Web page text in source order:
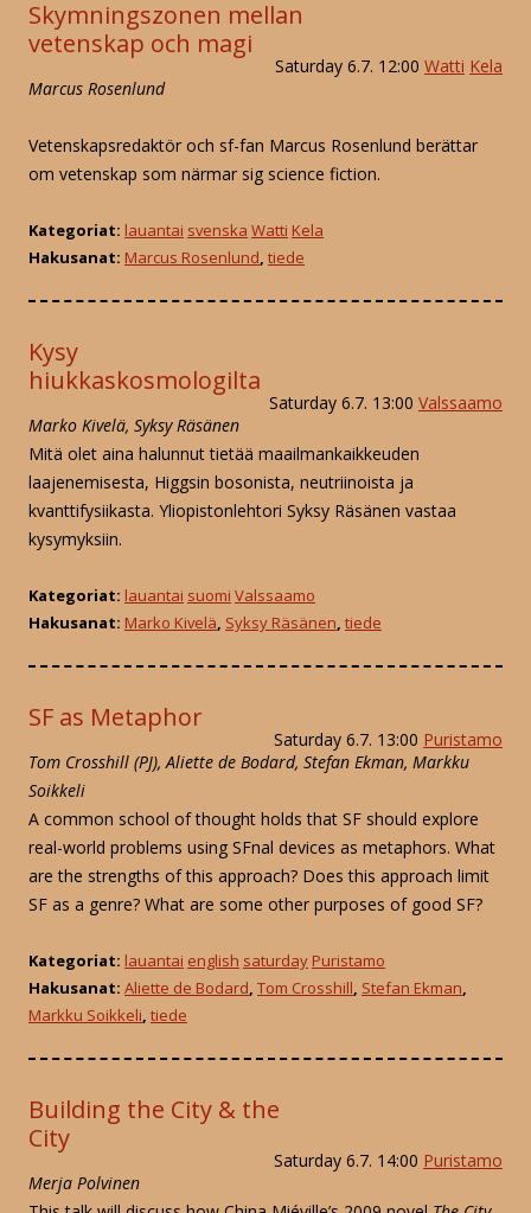
Skymningszonen mellan
vetenskap och magi
Saturday 6.7. 12:00 Watti Kela
Marcus Rosenlund
Vetenskapsredaktör och sf-fan Marcus Rosenlund berättar
om vetenskap som närmar sig science fiction.
Kategoriat: lauantai svenska Watti Kela
Hakusanat: Marcus Rosenlund, tiede
Kysy
hiukkaskosmologilta
Saturday 6.7. 13:00 Valssaamo
Marko Kivelä, Syksy Räsänen
Mitä olet aina halunnut tietää maailmankaikkeuden
laajenemisesta, Higgsin bosonista, neutriinoista ja
kvanttifysiikasta. Yliopistonlehtori Syksy Räsänen vastaa
kysymyksiin.
Kategoriat: lauantai suomi Valssaamo
Hakusanat: Marko Kivelä, Syksy Räsänen, tiede
SF as Metaphor
Saturday 6.7. 13:00 Puristamo
Tom Crosshill (PJ), Aliette de Bodard, Stefan Ekman, Markku
Soikkeli
A common school of thought holds that SF should explore
real-world problems using SFnal devices as metaphors. What
are the strengths of this approach? Does this approach limit
SF as a genre? What are some other purposes of good SF?
Kategoriat: lauantai english saturday Puristamo
Hakusanat: Aliette de Bodard, Tom Crosshill, Stefan Ekman,
Markku Soikkeli, tiede
Building the City & the
City
Saturday 6.7. 14:00 Puristamo
Merja Polvinen